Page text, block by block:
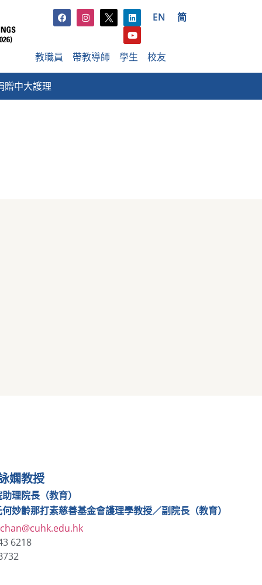
EN 简
教職員 帶教導師 學生 校友
贈中大護理
嫻教授
理院長（教育）
妙齡那打素慈善基金會護理學教授／副院長（教育）
6218